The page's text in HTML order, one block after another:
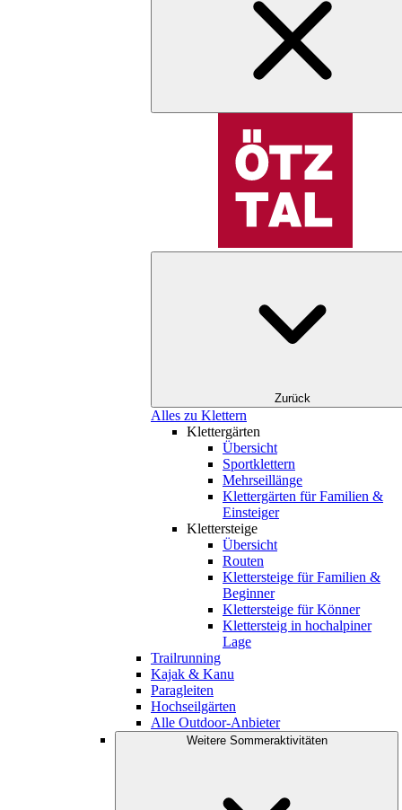
Zurück
Alles zu Klettern
Klettergärten
Übersicht
Sportklettern
Mehrseillänge
Klettergärten für Familien &
Einsteiger
Klettersteige
Übersicht
Routen
Klettersteige für Familien &
Beginner
Klettersteige für Könner
Klettersteig in hochalpiner
Lage
Trailrunning
Kajak & Kanu
Paragleiten
Hochseilgärten
Alle Outdoor-Anbieter
Weitere Sommeraktivitäten